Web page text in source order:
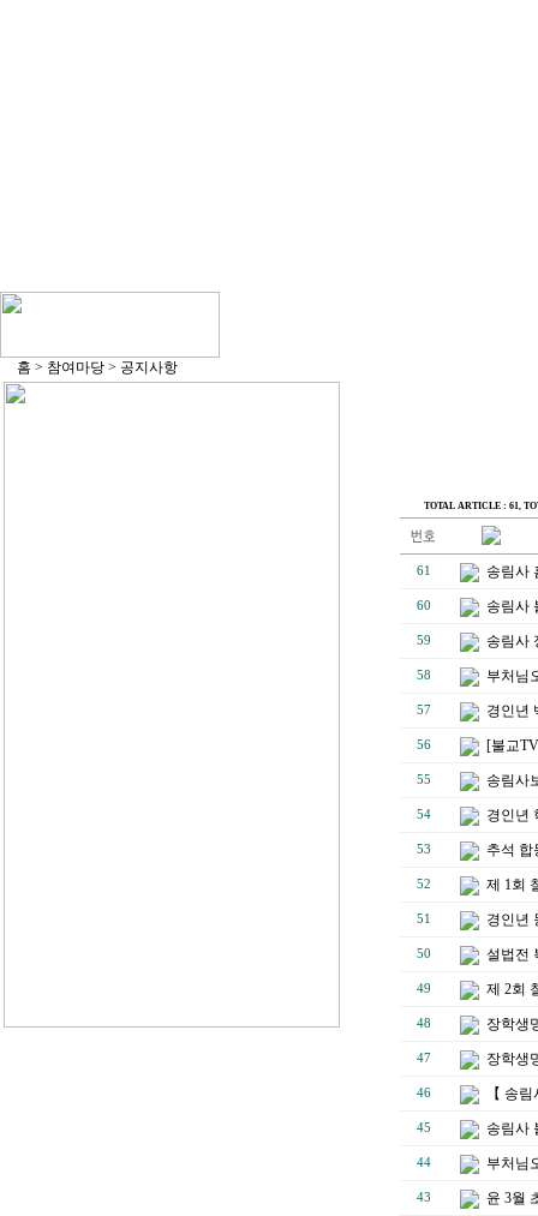
홈 > 참여마당 > 공지사항
TOTAL ARTICLE : 61,
61 송림사
60 송림사
59 송림사
58 부처님
57 경인년
56 [불교
55 송림사
54 경인년
53 추석 합
52 제 1회
51 경인년
50 설법전
49 제 2회
48 장학생
47 장학생
46 【 송
45 송림사
44 부처님
43 윤 3월